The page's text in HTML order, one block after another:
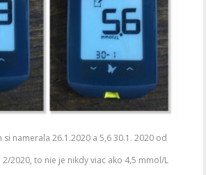
namerala 26.1.2020 a 5,6 30.1. 2020 od
2/2020, to nie je nikdy viac ako 4,5 mmol/L